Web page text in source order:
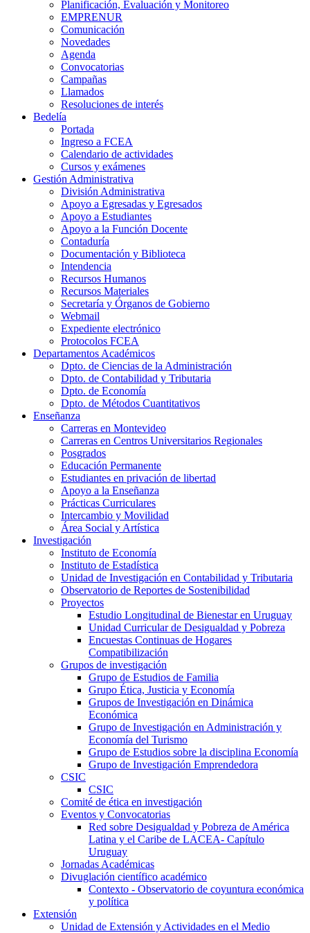
Planificación, Evaluación y Monitoreo
EMPRENUR
Comunicación
Novedades
Agenda
Convocatorias
Campañas
Llamados
Resoluciones de interés
Bedelía
Portada
Ingreso a FCEA
Calendario de actividades
Cursos y exámenes
Gestión Administrativa
División Administrativa
Apoyo a Egresadas y Egresados
Apoyo a Estudiantes
Apoyo a la Función Docente
Contaduría
Documentación y Biblioteca
Intendencia
Recursos Humanos
Recursos Materiales
Secretaría y Órganos de Gobierno
Webmail
Expediente electrónico
Protocolos FCEA
Departamentos Académicos
Dpto. de Ciencias de la Administración
Dpto. de Contabilidad y Tributaria
Dpto. de Economía
Dpto. de Métodos Cuantitativos
Enseñanza
Carreras en Montevideo
Carreras en Centros Universitarios Regionales
Posgrados
Educación Permanente
Estudiantes en privación de libertad
Apoyo a la Enseñanza
Prácticas Curriculares
Intercambio y Movilidad
Área Social y Artística
Investigación
Instituto de Economía
Instituto de Estadística
Unidad de Investigación en Contabilidad y Tributaria
Observatorio de Reportes de Sostenibilidad
Proyectos
Estudio Longitudinal de Bienestar en Uruguay
Unidad Curricular de Desigualdad y Pobreza
Encuestas Continuas de Hogares
Compatibilización
Grupos de investigación
Grupo de Estudios de Familia
Grupo Ética, Justicia y Economía
Grupos de Investigación en Dinámica
Económica
Grupo de Investigación en Administración y
Economía del Turismo
Grupo de Estudios sobre la disciplina Economía
Grupo de Investigación Emprendedora
CSIC
CSIC
Comité de ética en investigación
Eventos y Convocatorias
Red sobre Desigualdad y Pobreza de América
Latina y el Caribe de LACEA- Capítulo
Uruguay
Jornadas Académicas
Divuglación científico académico
Contexto - Observatorio de coyuntura económica
y política
Extensión
Unidad de Extensión y Actividades en el Medio